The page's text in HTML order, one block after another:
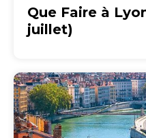
Que Faire à
juillet)